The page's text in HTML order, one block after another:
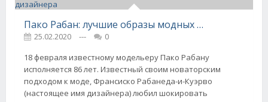
Пако Рабан: лучшие образы модных показов известного дизайнера
25.02.2020 ---
0
18 февраля известному модельеру Пако Рабану
исполняется 86 лет. Известный своим новаторским
подходом к моде, Франсиско Рабанеда-и-Куэрво
(настоящее имя дизайнера) любил шокировать